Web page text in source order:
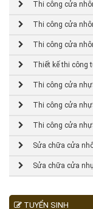
Thi công cửa
Thi công cửa
Thi công cửa
Thiết kế thi công
Thi công cửa
Thi công cửa
Thi công cửa
Sửa chữa cửa
Sửa chữa cửa
TUYỂN SINH